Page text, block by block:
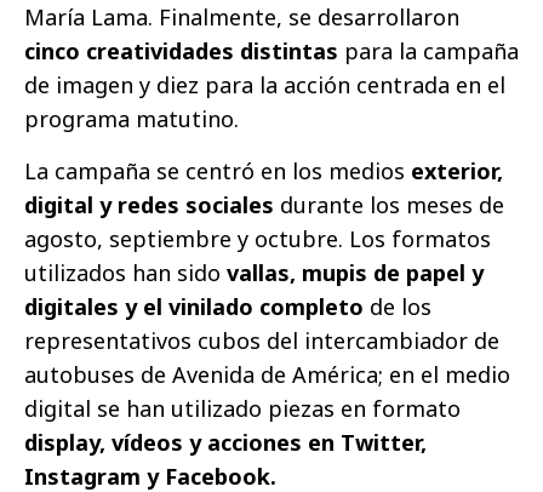
María Lama. Finalmente, se desarrollaron
cinco creatividades distintas para la campaña
de imagen y diez para la acción centrada en el
programa matutino.
La campaña se centró en los medios exterior,
digital y redes sociales durante los meses de
agosto, septiembre y octubre. Los formatos
utilizados han sido vallas, mupis de papel y
digitales y el vinilado completo de los
representativos cubos del intercambiador de
autobuses de Avenida de América; en el medio
digital se han utilizado piezas en formato
display, vídeos y acciones en Twitter,
Instagram y Facebook.